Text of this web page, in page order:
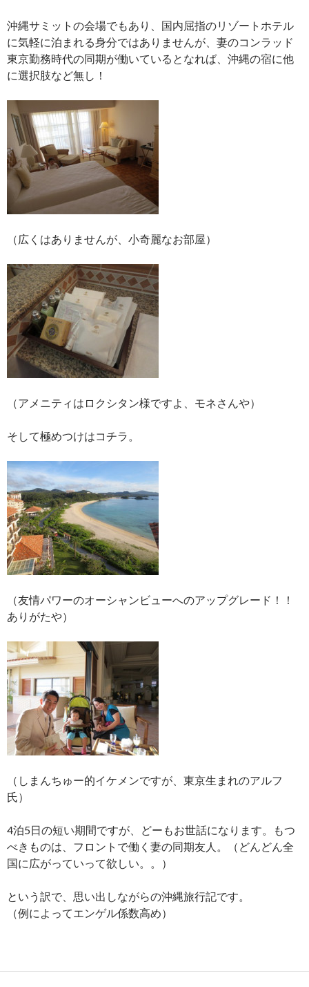
沖縄サミットの会場でもあり、国内屈指のリゾートホテル
に気軽に泊まれる身分ではありませんが、妻のコンラッド
東京勤務時代の同期が働いているとなれば、沖縄の宿に他
に選択肢など無し！
（広くはありませんが、小奇麗なお部屋）
（アメニティはロクシタン様ですよ、モネさんや）
そして極めつけはコチラ。
（友情パワーのオーシャンビューへのアップグレード！！
ありがたや）
（しまんちゅー的イケメンですが、東京生まれのアルフ
氏）
4泊5日の短い期間ですが、どーもお世話になります。もつ
べきものは、フロントで働く妻の同期友人。（どんどん全
国に広がっていって欲しい。。）
という訳で、思い出しながらの沖縄旅行記です。
（例によってエンゲル係数高め）